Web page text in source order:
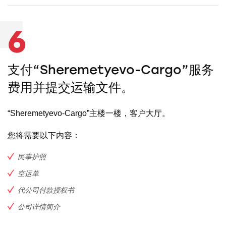
6
支付“Sheremetyevo-Cargo”服务
费用并提交运输文件。
“Sheremetyevo-Cargo”主楼一楼，客户大厅。
您将需要以下内容：
民事护照
空运单
代公司付款授权书
公司详情简介